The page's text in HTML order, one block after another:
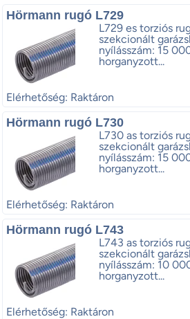
Hörmann rugó L729
L729 es torziós
szekcionált
nyílásszám: 15
horganyzott...
Elérhetőség: Raktáron
Hörmann rugó L730
L730 as torziós
szekcionált
nyílásszám: 15
horganyzott...
Elérhetőség: Raktáron
Hörmann rugó L743
L743 as torziós
szekcionált
nyílásszám: 10
horganyzott...
Elérhetőség: Raktáron